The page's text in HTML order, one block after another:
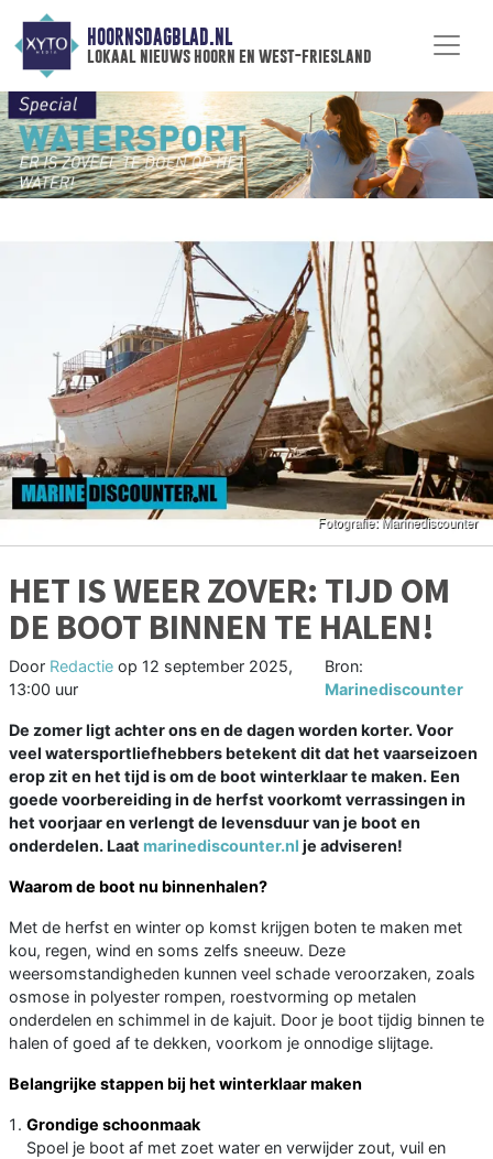
HOORNSDAGBLAD.NL
lokaal nieuws hoorn en west-friesland
HET IS WEER ZOVER: TIJD OM
DE BOOT BINNEN TE HALEN!
Door Redactie op 12 september 2025,
13:00 uur
Bron:
Marinediscounter
De zomer ligt achter ons en de dagen worden korter. Voor
veel watersportliefhebbers betekent dit dat het vaarseizoen
erop zit en het tijd is om de boot winterklaar te maken. Een
goede voorbereiding in de herfst voorkomt verrassingen in
het voorjaar en verlengt de levensduur van je boot en
onderdelen. Laat marinediscounter.nl je adviseren!
Waarom de boot nu binnenhalen?
Met de herfst en winter op komst krijgen boten te maken met
kou, regen, wind en soms zelfs sneeuw. Deze
weersomstandigheden kunnen veel schade veroorzaken, zoals
osmose in polyester rompen, roestvorming op metalen
onderdelen en schimmel in de kajuit. Door je boot tijdig binnen te
halen of goed af te dekken, voorkom je onnodige slijtage.
Belangrijke stappen bij het winterklaar maken
Grondige schoonmaak
Spoel je boot af met zoet water en verwijder zout, vuil en